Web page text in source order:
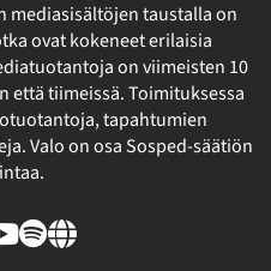
mediasisältöjen taustalla on
ovat kokeneet erilaisia
on viimeisten 10
että tiimeissä. Toimituksessa
tapahtumien
Valo on osa Sosped-säätiön
Youtube
SpotifyLinkki